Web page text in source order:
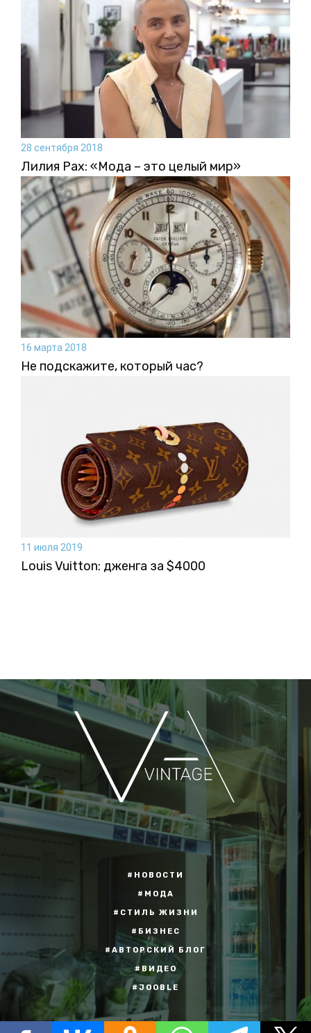
28 сентября 2018
Лилия Рах: «Мода – это целый мир»
16 марта 2018
Не подскажите, который час?
11 июля 2019
Louis Vuitton: дженга за $4000
#НОВОСТИ
#МОДА
#СТИЛЬ ЖИЗНИ
#БИЗНЕС
#АВТОРСКИЙ БЛОГ
#ВИДЕО
#JOOBLE